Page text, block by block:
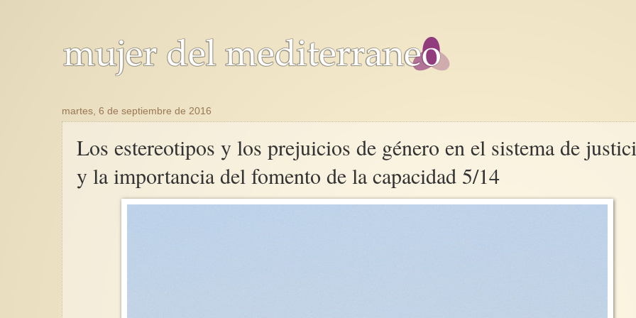
martes, 6 de septiembre de 2016
Los estereotipos y los prejuicios de género en el sistema de
y la importancia del fomento de la capacidad 5/14